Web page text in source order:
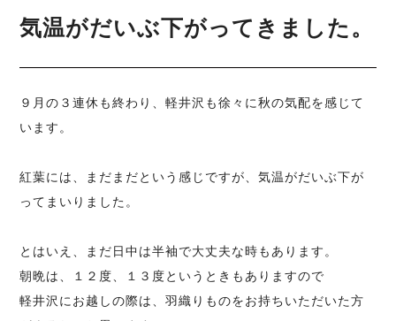
気温がだいぶ下がってきました。
９月の３連休も終わり、軽井沢も徐々に秋の気配を感じて
います。
紅葉には、まだまだという感じですが、気温がだいぶ下が
ってまいりました。
とはいえ、まだ日中は半袖で大丈夫な時もあります。
朝晩は、１２度、１３度というときもありますので
軽井沢にお越しの際は、羽織りものをお持ちいただいた方